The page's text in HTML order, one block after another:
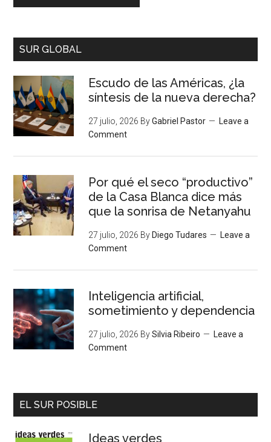
SUR GLOBAL
Escudo de las Américas, ¿la
síntesis de la nueva derecha?
27 julio, 2026 ByGabriel Pastor
Leave a
Comment
Por qué el seco “productivo”
de la Casa Blanca dice más
que la sonrisa de Netanyahu
27 julio, 2026 By Diego Tudares
Leave a
Comment
Inteligencia artificial,
sometimiento y dependencia
27 julio, 2026 BySilvia Ribeiro
Leave a
Comment
EL SUR POSIBLE
Ideas verdes